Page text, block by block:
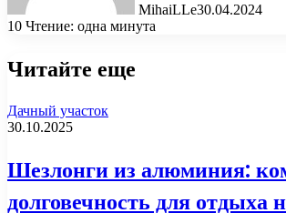
MihaiLLe30.04.2024
10 Чтение: одна минута
Читайте еще
Дачный участок
30.10.2025
Шезлонги из алюминия:
долговечность для отдыха